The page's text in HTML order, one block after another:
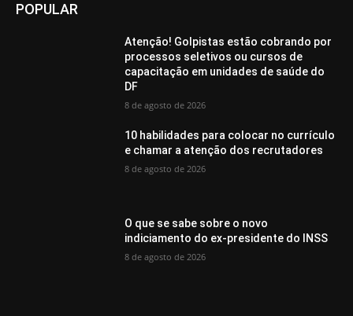
POPULAR
Atenção! Golpistas estão cobrando por
processos seletivos ou cursos de
capacitação em unidades de saúde do
DF
8 de agosto de 2026
10 habilidades para colocar no currículo
e chamar a atenção dos recrutadores
8 de agosto de 2026
O que se sabe sobre o novo
indiciamento do ex-presidente do INSS
8 de agosto de 2026